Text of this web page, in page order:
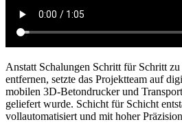
Anstatt Schalungen Schritt für Schritt
entfernen, setzte das Projektteam auf
mobilen 3D‑Betondrucker und
geliefert wurde. Schicht für Schicht
vollautomatisiert und mit hoher